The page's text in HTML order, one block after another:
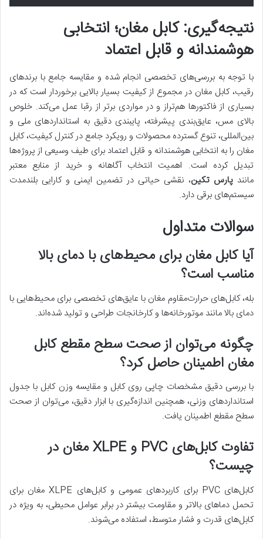
نتیجه‌گیری: کابل مغان؛ انتخابی
هوشمندانه و قابل اعتماد
با توجه به بررسی‌های تخصصی انجام شده و مقایسه جامع با برندهای
رقیب، کابل مغان در مجموع از کیفیت بسیار بالایی برخوردار است که در
بسیاری از فاکتورها هم‌تراز و در مواردی برتر از رقبا عمل می‌کند. خلوص
بالای مس، عایق‌بندی پیشرفته، پایبندی دقیق به استانداردهای ملی و
بین‌المللی، تنوع گسترده محصولات و رویکرد جامع در کنترل کیفیت، کابل
مغان را به انتخابی هوشمندانه و قابل اعتماد برای طیف وسیعی از پروژه‌ها
تبدیل کرده است. اهمیت انتخاب آگاهانه و خرید از منابع معتبر
مانند پارس تکین، نقشی حیاتی در تضمین ایمنی و کارایی بلندمدت
سیستم‌های برقی دارد.
سوالات متداول
آیا کابل مغان برای محیط‌های با دمای بالا
مناسب است؟
بله، کابل‌های حرارت‌مقاوم مغان با عایق‌های تخصصی برای محیط‌هایی با
دمای بالا مانند موتورخانه‌ها و کارخانجات طراحی و تولید شده‌اند.
چگونه می‌توان از صحت سطح مقطع کابل
مغان اطمینان حاصل کرد؟
با بررسی دقیق مشخصات چاپی روی کابل و مقایسه وزن کابل با جدول
استانداردهای وزنی، همچنین اندازه‌گیری با ابزار دقیق، می‌توان از صحت
سطح مقطع اطمینان یافت.
تفاوت کابل‌های PVC و XLPE مغان در
چیست؟
کابل‌های PVC برای کاربردهای عمومی و کابل‌های XLPE مغان برای
تحمل دماهای بالاتر و مقاومت بیشتر در برابر عوامل محیطی، به ویژه در
کابل‌های قدرت و فشار متوسط، استفاده می‌شوند.